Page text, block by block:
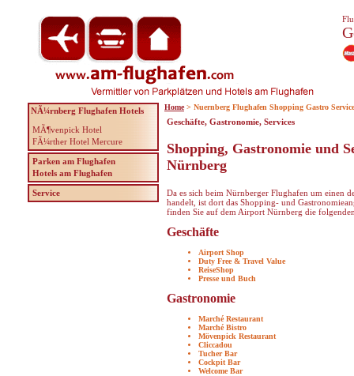
Geschäfte, Gastronomie, Services
Shopping, Gastronomie und
Nürnberg
Da es sich beim Nürnberger Flughafen um einen
handelt, ist dort das Shopping- und
finden Sie auf dem Airport Nürnberg die
Geschäfte
Airport Shop
Duty Free & Travel Value
ReiseShop
Presse und Buch
Gastronomie
Marché Restaurant
Marché Bistro
Mövenpick Restaurant
Cliccadou
Tucher Bar
Cockpit Bar
Welcome Bar
NÃ¼rnberg Flughafen Hotels
MÃ¶venpick Hotel
FÃ¼rther Hotel Mercure
Parken am Flughafen
Hotels am Flughafen
Service
Home > Nuernberg Flughafen Shopping Gastro